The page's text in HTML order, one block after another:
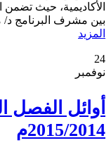
الأكاديمية، حيث تضمن
بين مشرف البرنامج د/
المزيد
24
نوفمبر
أوائل الفصل
2015/2014م